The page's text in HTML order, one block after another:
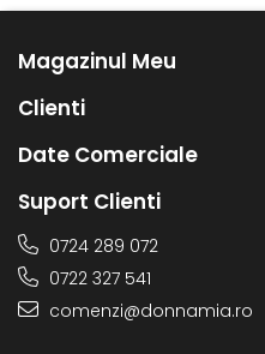
Magazinul Meu
Clienti
Date Comerciale
Suport Clienti
0724 289 072
0722 327 541
comenzi@donnamia.ro